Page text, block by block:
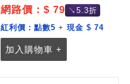
網路價：$ 79 ↘5.3折
紅利價：點數5 +現金 $ 74
加入購物車 +